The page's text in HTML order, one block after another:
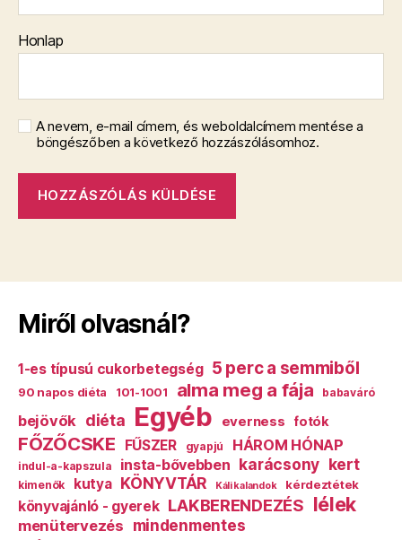
Honlap
A nevem, e-mail címem, és weboldalcímem mentése a
böngészőben a következő hozzászólásomhoz.
Miről olvasnál?
1-es típusú cukorbetegség 5 perc a semmiből
90 napos diéta 101-1001 alma meg a fája babaváró
bejövők diéta Egyéb everness fotók
FŐZŐCSKE FŰSZER gyapjú HÁROM HÓNAP
indul-a-kapszula insta-bővebben karácsony kert
kimenők kutya KÖNYVTÁR Káli kalandok kérdeztétek
könyvajánló - gyerek LAKBERENDEZÉS lélek
menütervezés mindenmentes